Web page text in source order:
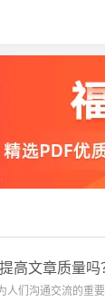
高文章质量
人们沟通交流的重